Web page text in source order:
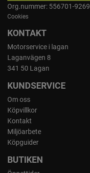
Org.nummer: 556701-9269
Cookies
KONTAKT
Motorservice i lagan
Laganvägen 8
341 50 Lagan
KUNDSERVICE
Om oss
Köpvillkor
Kontakt
Miljöarbete
Köpguider
BUTIKEN